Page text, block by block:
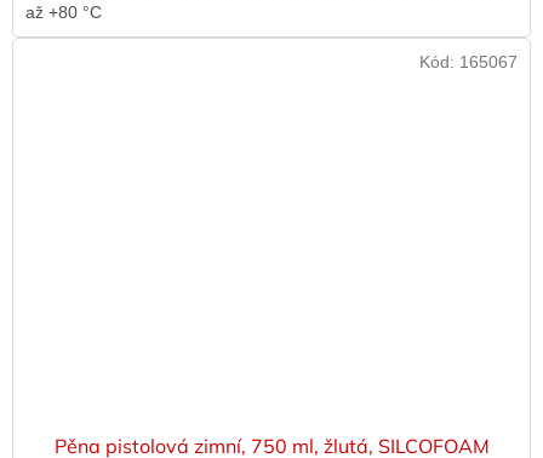
až +80 °C
Pěna pistolová zimní, 750 ml, žlutá, SILCOFOAM
Kód: 165067